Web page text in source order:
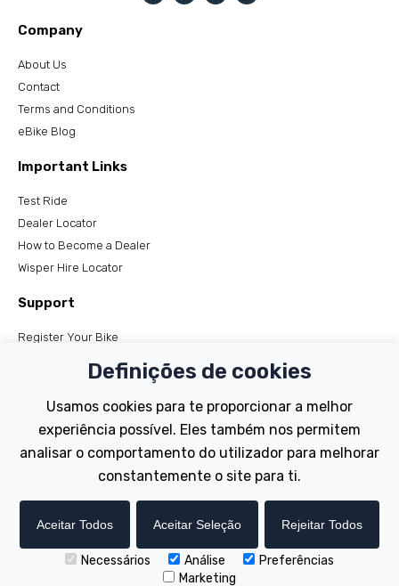
Company
About Us
Contact
Terms and Conditions
eBike Blog
Important Links
Test Ride
Dealer Locator
How to Become a Dealer
Wisper Hire Locator
Support
Register Your Bike
Tutorials
Electric Bikes
Tailwind
Copyright © Wisper Electric Bikes 2023. Website by Chorley
Definições de cookies
Usamos cookies para te proporcionar a melhor
experiência possível. Eles também nos permitem
analisar o comportamento do utilizador para melhorar
constantemente o site para ti.
Aceitar Todos Aceitar Seleção Rejeitar Todos
Necessários Análise
Preferências
Marketing